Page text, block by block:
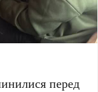
перед